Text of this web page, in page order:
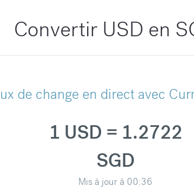
Convertir USD en
de change en direct avec
1 USD = 1.2722
SGD
Mis à jour à 00:36